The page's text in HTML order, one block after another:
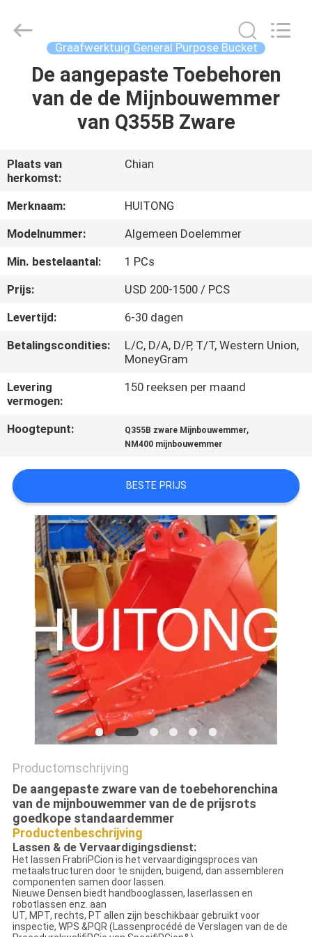
THUIS
PRODUCTEN
VR-
SHOW
OVER
ONS
FABRIEKSTOCHT
KWALITEITSCONTROLE
NIEUWS
VRAAG
OFFERTE
SITEMAP
PRIVACYBELEID
Machinery
Graafwerktuig General Purpose Bucket
De aangepaste Toebehoren
van de de Mijnbouwemmer
van Q355B Zware
Plaats van
herkomst:
Chian
Merknaam:
HUITONG
Modelnummer:
Algemeen Doelemmer
Min. bestelaantal:
1 PCs
Prijs:
USD 200-1500 / PCS
Levertijd:
6-30 dagen
Betalingscondities:
L/C, D/A, D/P, T/T, Western Union,
MoneyGram
Levering
vermogen:
150 reeksen per maand
Hoogtepunt: Q355B zware Mijnbouwemmer,
NM400 mijnbouwemmer
BESTE PRIJS
Productomschrijving
De aangepaste zware van de toebehorenchina
van de mijnbouwemmer van de de prijsrots
goedkope standaardemmer
Productenbeschrijving
Lassen & de Vervaardigingsdienst:
Het lassen FrabriPCion is het vervaardigingsproces van
metaalstructuren door te snijden, buigend, dan assembleren
componenten samen door lassen.
Nieuwe Densen biedt handbooglassen, laserlassen en
robotlassen enz. aan
UT, MPT, rechts, PT allen zijn beschikbaar gebruikt voor
inspectie, WPS &PQR (Lassenprocédé de Verslagen van de de